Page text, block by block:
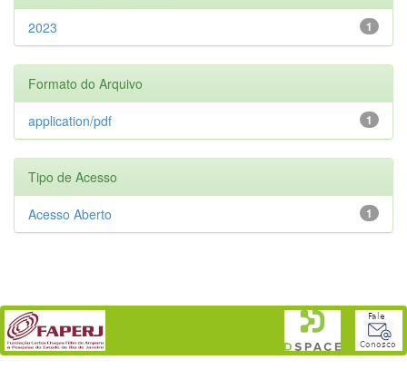
1
2023
Formato do Arquivo
1
application/pdf
Tipo de Acesso
1
Acesso Aberto